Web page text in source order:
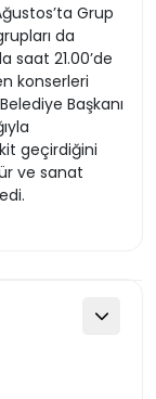
Grup
da
saat 21.00’de
konserleri
Başkanı
geçirdiğini
ve sanat